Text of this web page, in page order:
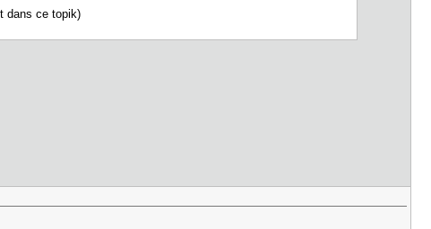
dans ce topik)